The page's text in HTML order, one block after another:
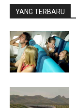
YANG TERBARU